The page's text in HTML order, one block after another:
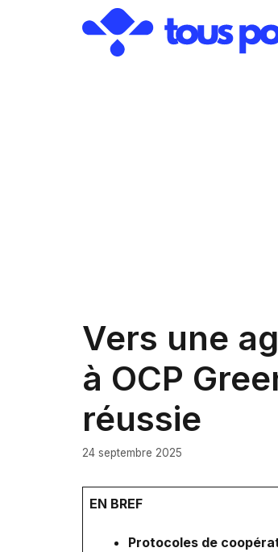
Vers une
à OCP
réussie
24 septembre 2025
EN BREF
Protocoles de